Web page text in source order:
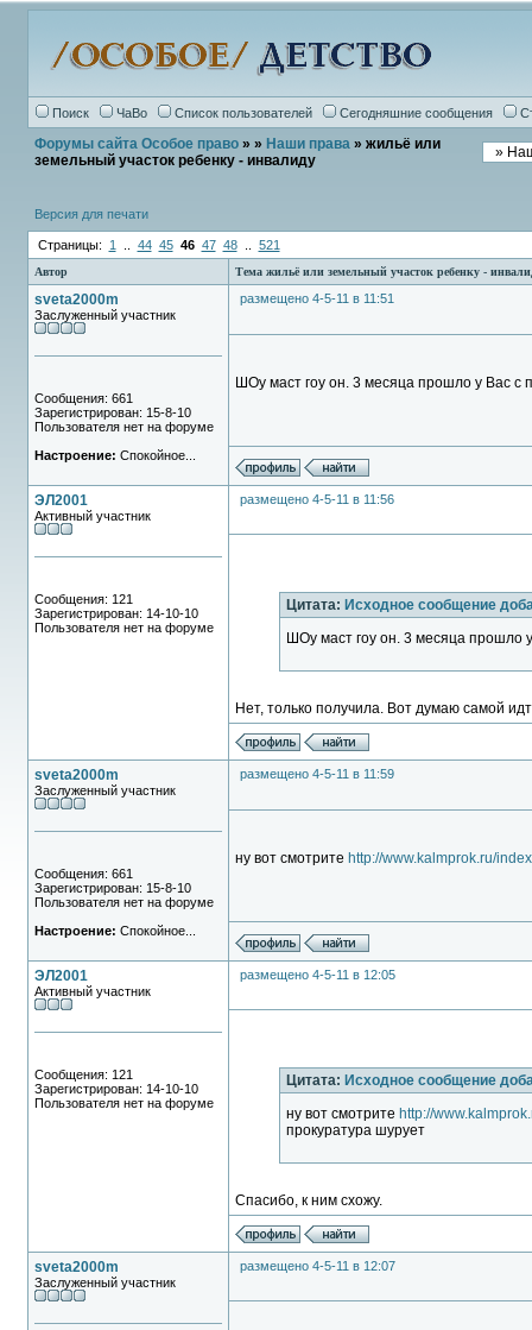
Поиск ЧаВо Список пользователей Сегодняшние сообщения
Форумы сайта Особое право» » Наши права» жильё или
земельный участок ребенку - инвалиду
Версия для печати
Страницы: 1 44 45 46 47 48.. 521
Автор Тема жильё или земельный участок ребенку -
sveta2000m
Заслуженный участник
Сообщения: 661
Зарегистрирован: 15-8-10
Пользователя нет на форуме
Настроение: Спокойное...
размещено 4-5-11 в 11:51
ШОу маст гоу он. 3 месяца прошло у Вас с
ЭЛ2001
Активный участник
Сообщения: 121
Зарегистрирован: 14-10-10
Пользователя нет на форуме
размещено 4-5-11 в 11:56
Цитата: Исходное сообщение
ШОу маст гоу он. 3 месяца прошло
Нет, только получила. Вот думаю самой
sveta2000m
Заслуженный участник
Сообщения: 661
Зарегистрирован: 15-8-10
Пользователя нет на форуме
Настроение: Спокойное...
размещено 4-5-11 в 11:59
ну вот смотрите http://www.kalmprok.ru/
ЭЛ2001
Активный участник
Сообщения: 121
Зарегистрирован: 14-10-10
Пользователя нет на форуме
размещено 4-5-11 в 12:05
Цитата: Исходное сообщение
ну вот смотрите http://
прокуратура шурует
Спасибо, к ним схожу.
sveta2000m
Заслуженный участник
размещено 4-5-11 в 12:07